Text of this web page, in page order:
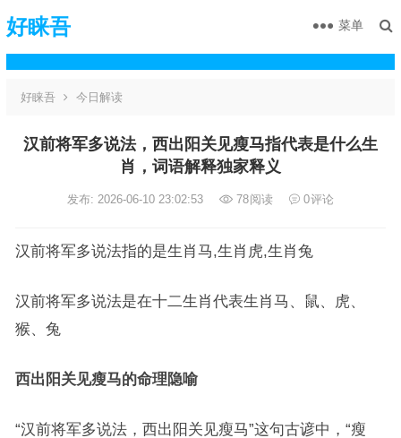
好睐吾 菜单
好睐吾 今日解读
汉前将军多说法，西出阳关见瘦马指代表是什么生
肖，词语解释独家释义
发布: 2026-06-10 23:02:53 78阅读 0评论
汉前将军多说法指的是生肖马,生肖虎,生肖兔
汉前将军多说法是在十二生肖代表生肖马、鼠、虎、
猴、兔
西出阳关见瘦马的命理隐喻
“汉前将军多说法，西出阳关见瘦马”这句古谚中，“瘦